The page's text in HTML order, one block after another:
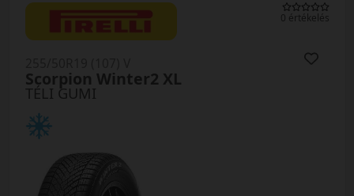
0 értékelés
TÉLI GUMI
Scorpion Winter2 XL